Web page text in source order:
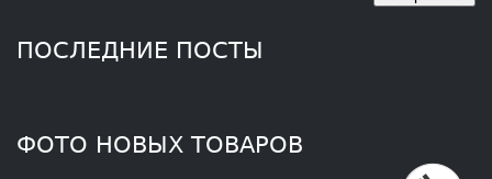
ПОСЛЕДНИЕ ПОСТЫ
ФОТО НОВЫХ ТОВАРОВ